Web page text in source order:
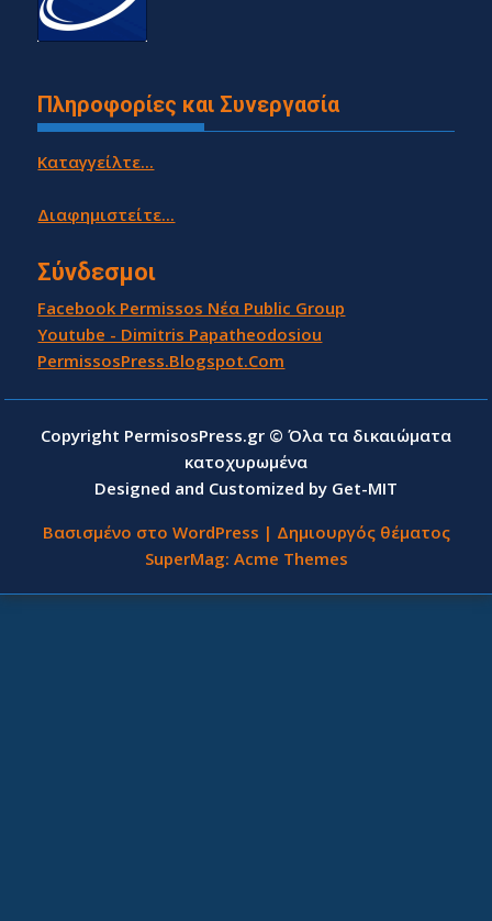
Πληροφορίες και Συνεργασία
Καταγγείλτε...
Διαφημιστείτε...
Σύνδεσμοι
Facebook Permissos Νέα Public Group
Youtube - Dimitris Papatheodosiou
PermissosPress.Blogspot.Com
Copyright PermisosPress.gr © Όλα τα δικαιώματα
κατοχυρωμένα
Designed and Customized by Get-MIT
Βασισμένο στο WordPress | Δημιουργός θέματος
SuperMag: Acme Themes